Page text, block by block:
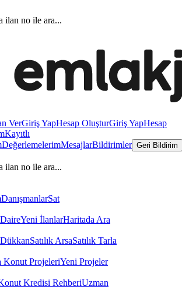
ilan no ile ara...
VerGiriş YapHesap OluşturGiriş YapHesap
Kayıtlı
DeğerlemelerimMesajlarBildirimler Geri Bildirim
ilan no ile ara...
DanışmanlarSat
DaireYeni İlanlarHaritada Ara
DükkanSatılık ArsaSatılık Tarla
Konut ProjeleriYeni Projeler
Kredisi RehberiUzman